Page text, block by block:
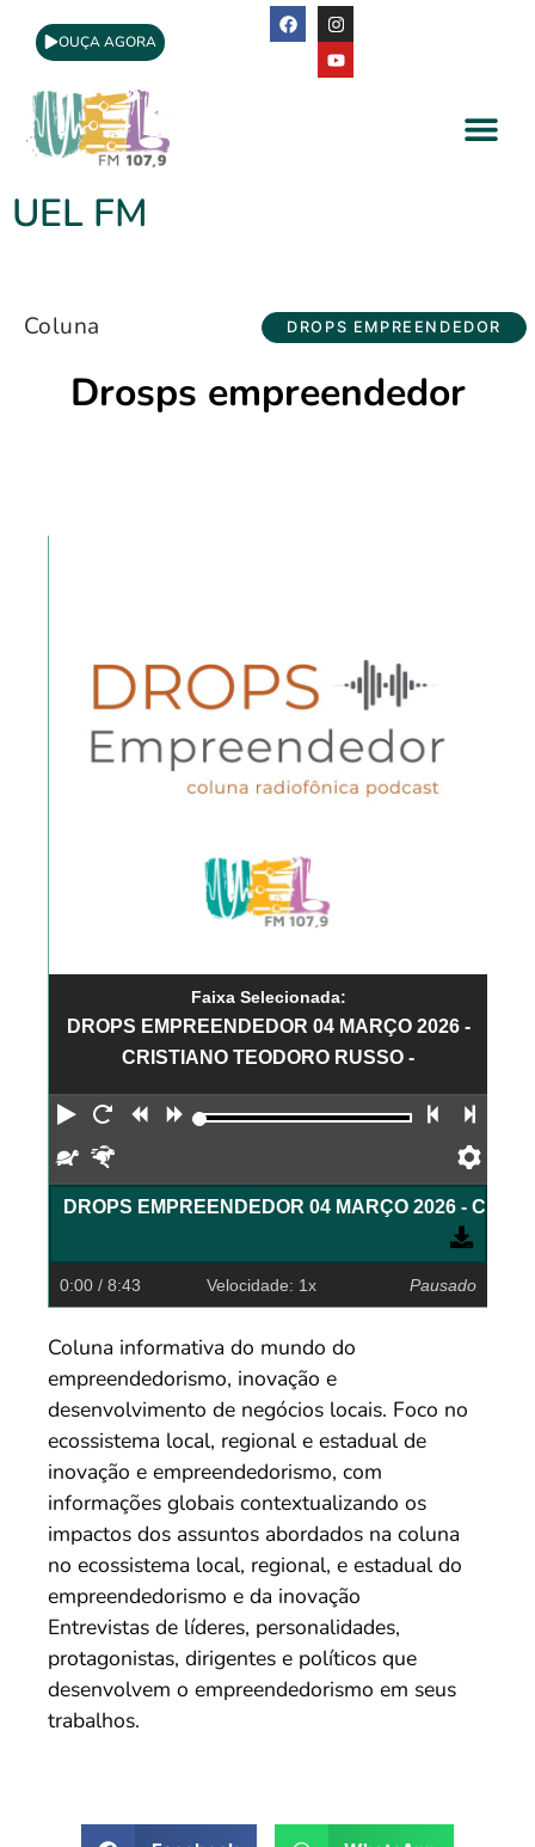
OUÇA AGORA
UEL FM
Coluna DROPS EMPREENDEDOR
Drosps empreendedor
Faixa Selecionada:
DROPS EMPREENDEDOR 04 MARÇO 2026 -
CRISTIANO TEODORO RUSSO -
Reproduzir
Reiniciar
Retroceder
Avançar Faixa
Devagar
DROPS EMPREENDEDOR 04
0:00 / 8:43 Velocidade: 1x Pausado
Coluna informativa do mundo do
empreendedorismo, inovação e
desenvolvimento de negócios locais. Foco no
ecossistema local, regional e estadual de
inovação e empreendedorismo, com
informações globais contextualizando os
impactos dos assuntos abordados na coluna
no ecossistema local, regional, e estadual do
empreendedorismo e da inovação
Entrevistas de líderes, personalidades,
protagonistas, dirigentes e políticos que
desenvolvem o empreendedorismo em seus
trabalhos.